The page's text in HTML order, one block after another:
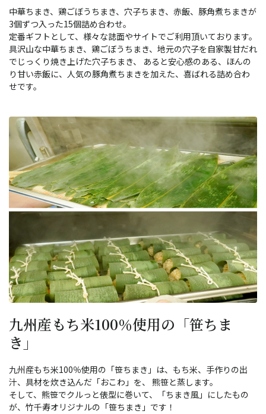
中華ちまき、鶏ごぼうちまき、穴子ちまき、赤飯、豚角煮ちまきが
3個ずつ入った15個詰め合わせ。
定番ギフトとして、様々な誌面やサイトでご利用頂いております。
具沢山な中華ちまき、鶏ごぼうちまき、地元の穴子を自家製甘だれ
でじっくり焼き上げた穴子ちまき、 あると安心感のある、ほんの
り甘い赤飯に、人気の豚角煮ちまきを加えた、喜ばれる詰め合わ
せです。
九州産もち米100％使用の「笹ちま
き」
九州産もち米100％使用の「笹ちまき」は、もち米、手作りの出
汁、具材を炊き込んだ「おこわ」を、 熊笹と蒸します。
そして、熊笹でクルっと俵型に巻いて、「ちまき風」にしたもの
が、竹千寿オリジナルの「笹ちまき」です！